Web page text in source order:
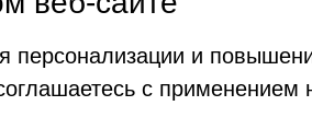
и
с применением